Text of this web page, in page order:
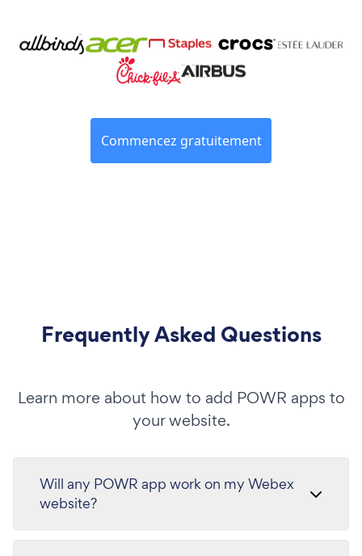
Commencez gratuitement
Frequently Asked Questions
Learn more about how to add POWR apps to
your website.
Will any POWR app work on my Webex
website?